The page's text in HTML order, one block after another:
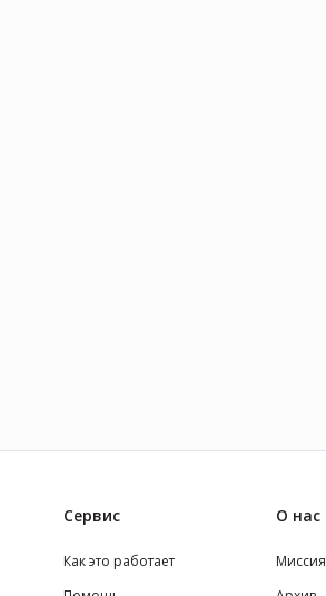
Сервис
Как это работает
О нас
Миссия